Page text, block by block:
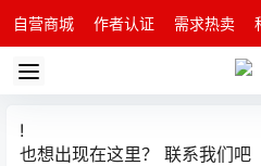
自营商城 作者认证 需求热卖
!
也想出现在这里？ 联系我们吧